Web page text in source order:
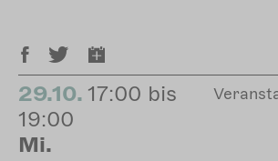
29.10. 17:00 bis
19:00
Mi.